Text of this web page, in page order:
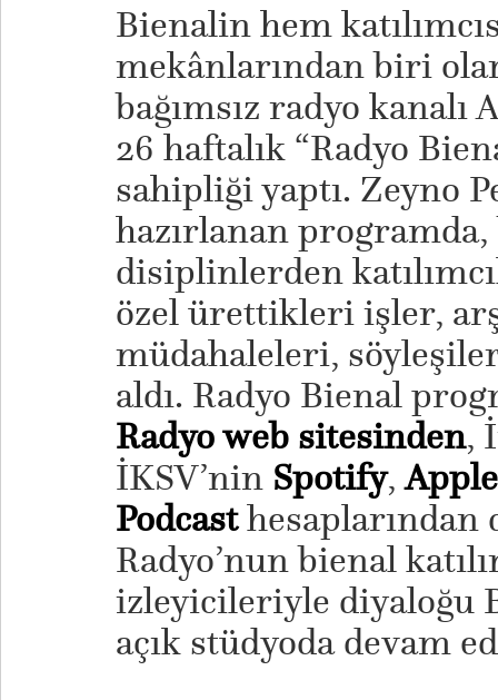
Bienalin hem
mekânlarından biri
bağımsız radyo kanalı
26 haftalık “Radyo
sahipliği yaptı. Zeyno
hazırlanan
disiplinlerden
özel ürettikleri işler,
müdahaleleri,
aldı. Radyo Bienal
Radyo web sitesinden,
İKSV’ninSpotify,
Podcasthesaplarından
Radyo’nun bienal
izleyicileriyle diyaloğu
açık stüdyoda devam